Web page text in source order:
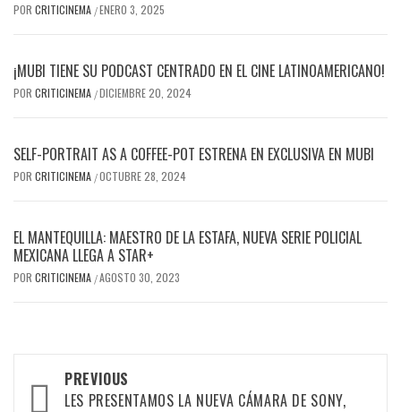
POR CRITICINEMA /ENERO 3, 2025
¡MUBI TIENE SU PODCAST CENTRADO EN EL CINE LATINOAMERICANO!
POR CRITICINEMA /DICIEMBRE 20, 2024
SELF-PORTRAIT AS A COFFEE-POT ESTRENA EN EXCLUSIVA EN MUBI
POR CRITICINEMA /OCTUBRE 28, 2024
EL MANTEQUILLA: MAESTRO DE LA ESTAFA, NUEVA SERIE POLICIAL
MEXICANA LLEGA A STAR+
POR CRITICINEMA /AGOSTO 30, 2023
Post
PREVIOUS
LES PRESENTAMOS LA NUEVA CÁMARA DE SONY,